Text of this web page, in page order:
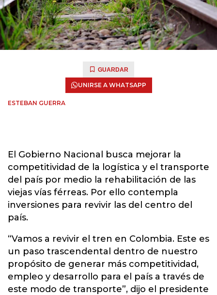
GUARDAR
UNIRSE A WHATSAPP
ESTEBAN GUERRA
El Gobierno Nacional busca mejorar la
competitividad de la logística y el transporte
del país por medio la rehabilitación de las
viejas vías férreas. Por ello contempla
inversiones para revivir las del centro del
país.
“Vamos a revivir el tren en Colombia. Este es
un paso trascendental dentro de nuestro
propósito de generar más competitividad,
empleo y desarrollo para el país a través de
este modo de transporte”, dijo el presidente